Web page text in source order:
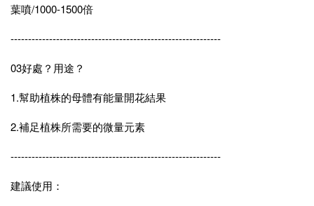
葉噴/1000-1500倍
------------------------------------------------------------
03好處？用途？
1.幫助植株的母體有能量開花結果
2.補足植株所需要的微量元素
------------------------------------------------------------
建議使用：